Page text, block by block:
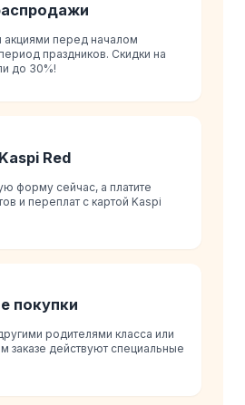
акциями перед началом
праздников. Скидки на
до 30%!
Red
форму сейчас, а платите
и переплат с картой Kaspi
покупки
родителями класса или
заказе действуют специальные